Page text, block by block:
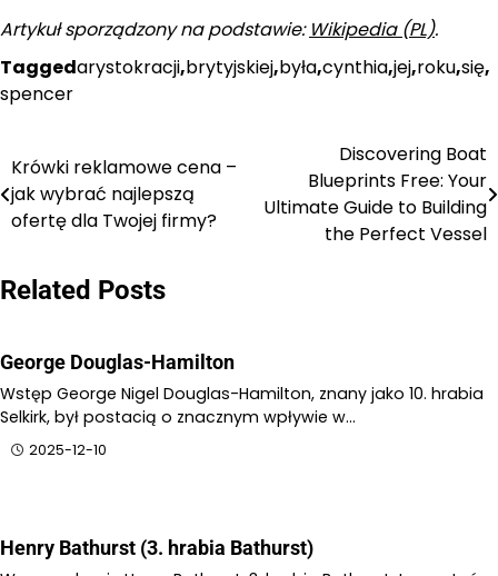
Artykuł sporządzony na podstawie: Wikipedia (PL).
Taggedarystokracji,brytyjskiej,była,cynthia,jej,roku,się,
spencer
Nawigacja
wpisu
Krówki reklamowe cena –
jak wybrać najlepszą
ofertę dla Twojej firmy?
Discovering Boat
Blueprints Free: Your
Ultimate Guide to Building
the Perfect Vessel
Related Posts
George Douglas-Hamilton
Wstęp George Nigel Douglas-Hamilton, znany jako 10. hrabia
Selkirk, był postacią o znacznym wpływie w…
2025-12-10
Henry Bathurst (3. hrabia Bathurst)